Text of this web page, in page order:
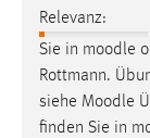
Relevanz:
Sie in moodle
Rottmann.
siehe Moodle
finden Sie in